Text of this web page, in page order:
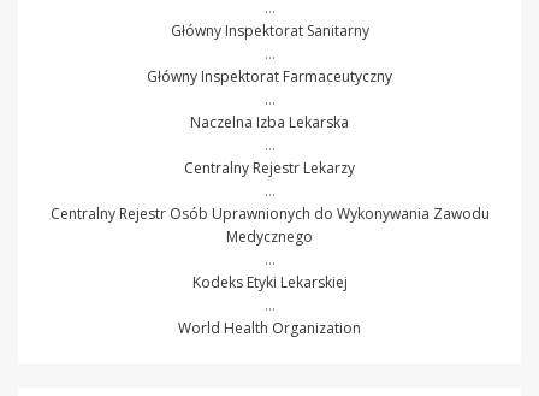
…
Główny Inspektorat Sanitarny
…
Główny Inspektorat Farmaceutyczny
…
Naczelna Izba Lekarska
…
Centralny Rejestr Lekarzy
…
Centralny Rejestr Osób Uprawnionych do Wykonywania Zawodu
Medycznego
…
Kodeks Etyki Lekarskiej
…
World Health Organization